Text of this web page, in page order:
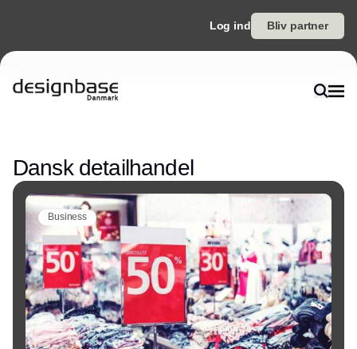
Log ind Bliv partner
Dansk detailhandel
Business